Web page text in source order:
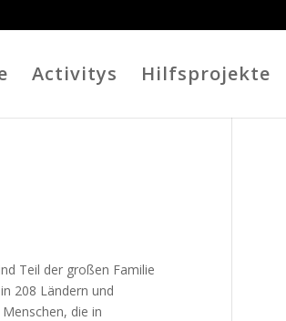
Activitys Hilfsprojekte
Teil der großen Familie
208 Ländern und
die in